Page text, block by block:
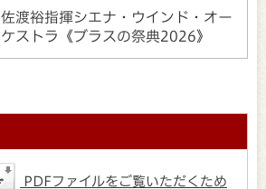
佐渡裕指揮シエナ・ウインド・オー
ケストラ《ブラスの祭典2026》
PDFファイルをご覧いただくため